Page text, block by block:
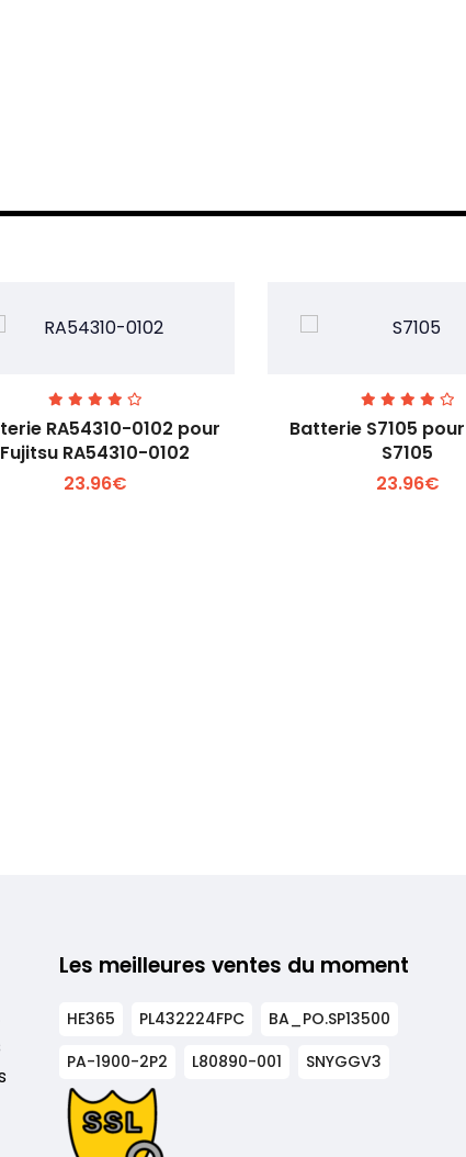
Voir plus +
RA54310-0102 pour
Fujitsu RA54310-0102
23.96€
Voir plus +
Batterie S7105
S7105
23.96€
Les meilleures ventes du moment
HE365 PL432224FPC
BA_PO.SP13500
PA-1900-2P2
L80890-001 SNYGGV3